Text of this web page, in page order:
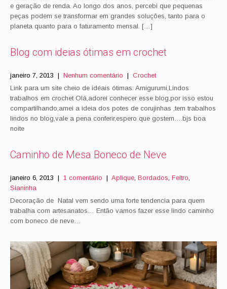
e geração de renda. Ao longo dos anos, percebi que pequenas
peças podem se transformar em grandes soluções, tanto para o
planeta quanto para o faturamento mensal. […]
Blog com ideias ótimas em crochet
janeiro 7, 2013 | Nenhum comentário | Crochet
Link para um site cheio de idéais ótimas: Amigurumi,Lindos
trabalhos em crochet Olá,adorei conhecer esse blog,por isso estou
compartilhando,amei a ideia dos potes de corujinhas ,tem trabalhos
lindos no blog,vale a pena conferir,espero que gostem….bjs boa
noite
Caminho de Mesa Boneco de Neve
janeiro 6, 2013 | 1 comentário | Aplique Bordados Feltro
Sianinha
Decoração de Natal vem sendo uma forte tendencia para quem
trabalha com artesanatos… Então vamos fazer esse lindo caminho
com boneco de neve…